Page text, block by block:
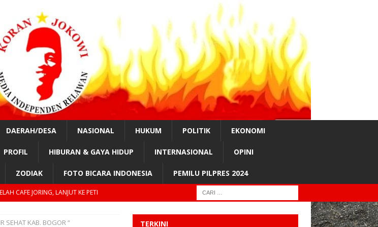
DAERAH/DESA NASIONAL HUKUM POLITIK EKONOMI
PROFIL HIBURAN & GAYA HIDUP INTERNASIONAL OPINI
ZODIAK FOTO BICARA INDONESIA PEMILU PILPRES 2024
CAFE JORING, LANJUT KE PETI
SEHAT KAB. BOGOR “ TERKINI